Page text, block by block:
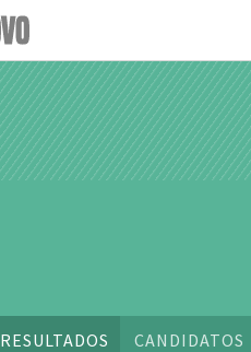
RESULTADOS CANDIDATOS